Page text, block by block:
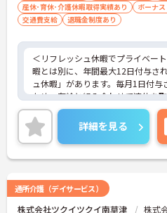
産休･育休･介護休暇取得実績あり
ボーナ
交通費支給
退職金制度あり
＜リフレッシュ休暇でプライベー
暇とは別に、年間最大12日付与さ
ュ休暇」があります。毎月1日付与
ため、有給と組み合わせて連休を
味を楽しむスタッフも多くいます
のみの勤務なので、生活リズムも整
とプライベートのメリハリをつけ
す。
＜将来を見据えた多彩なキャリア
レンジ」など、希望に合わせた多
ンが用意されています。階層別の研
援制度があり、働きながらスキルア
詳細を見る
通所介護（デイサービス）
株式会社ツクイツクイ南草津 株式